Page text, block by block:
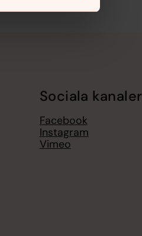
Sociala kanaler
Facebook
Instagram
Vimeo